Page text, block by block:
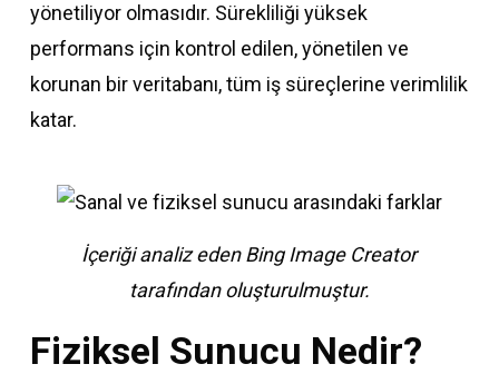
yönetiliyor olmasıdır. Sürekliliği yüksek
performans için kontrol edilen, yönetilen ve
korunan bir veritabanı, tüm iş süreçlerine verimlilik
katar.
İçeriği analiz eden Bing Image Creator
tarafından oluşturulmuştur.
Fiziksel Sunucu Nedir?